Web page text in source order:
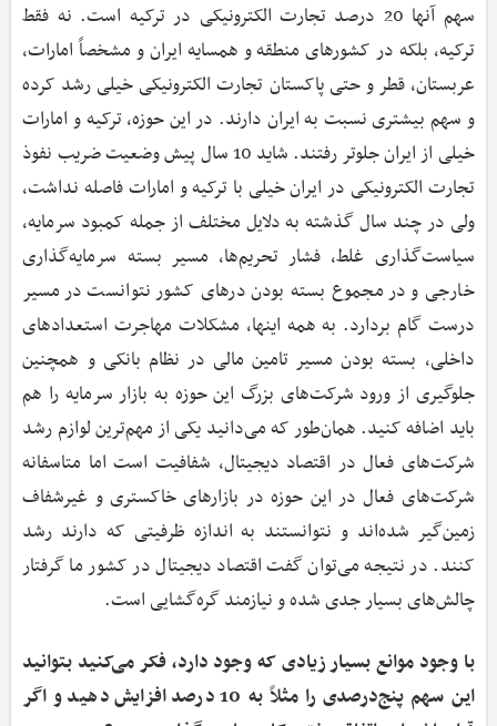
سهم آنها 20 درصد تجارت الکترونیکی در ترکیه است. نه فقط
ترکیه، بلکه در کشورهای منطقه و همسایه ایران و مشخصاً امارات،
عربستان، قطر و حتی پاکستان تجارت الکترونیکی خیلی رشد کرده
و سهم بیشتری نسبت به ایران دارند. در این حوزه، ترکیه و امارات
خیلی از ایران جلوتر رفتند. شاید 10 سال پیش وضعیت ضریب نفوذ
تجارت الکترونیکی در ایران خیلی با ترکیه و امارات فاصله نداشت،
ولی در چند سال گذشته به دلایل مختلف از جمله کمبود سرمایه،
سیاست‌گذاری غلط، فشار تحریم‌ها، مسیر بسته سرمایه‌گذاری
خارجی و در مجموع بسته بودن درهای کشور نتوانست در مسیر
درست گام بردارد. به همه اینها، مشکلات مهاجرت استعدادهای
داخلی، بسته بودن مسیر تامین مالی در نظام بانکی و همچنین
جلوگیری از ورود شرکت‌های بزرگ این حوزه به بازار سرمایه را هم
باید اضافه کنید. همان‌طور که می‌دانید یکی از مهم‌ترین لوازم رشد
شرکت‌های فعال در اقتصاد دیجیتال، شفافیت است اما متاسفانه
شرکت‌های فعال در این حوزه در بازارهای خاکستری و غیرشفاف
زمین‌گیر شده‌اند و نتوانستند به اندازه ظرفیتی که دارند رشد
کنند. در نتیجه می‌توان گفت اقتصاد دیجیتال در کشور ما گرفتار
چالش‌های بسیار جدی شده و نیازمند گره‌گشایی است.
با وجود موانع بسیار زیادی که وجود دارد، فکر می‌کنید بتوانید
این سهم پنج‌درصدی را مثلاً به 10 درصد افزایش دهید و اگر